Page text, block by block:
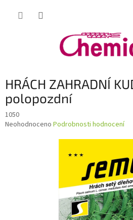
HRÁCH ZAHRADNÍ
polopozdní
1050
Průměrné
Neohodnoceno Podrobnosti hodnocení